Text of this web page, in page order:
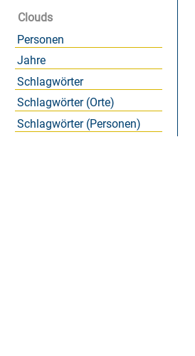
Clouds
Personen
Jahre
Schlagwörter
Schlagwörter (Orte)
Schlagwörter (Personen)